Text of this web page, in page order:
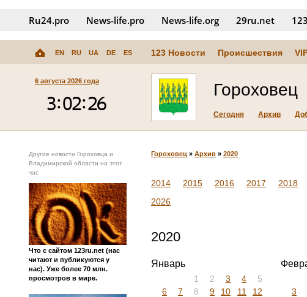
Ru24.pro News‑life.pro News‑life.org 29ru.net
EN RU UA DE ES 123 Новости Происшествия
6 августа 2026 года Гороховец
Сегодня Архив
Другие новости Гороховца и
Владимирской области на этот
час
Что с сайтом 123ru.net (нас
читают и публикуются у
нас). Уже более 70 млн.
просмотров в мире.
Гороховец » Архив » 2020
2014 2015 2016 2017 2018
2026
2020
Январь
1 2 3 4
5
6
7 8 9 10 11
12
3